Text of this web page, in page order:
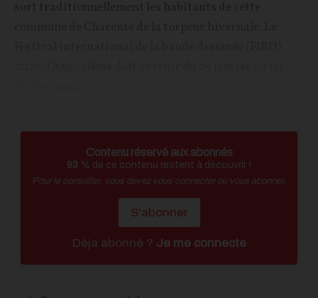
Contenu réservé aux abonnés
93 % de ce contenu restent à découvrir !
Pour le consulter, vous devez vous connecter ou vous abonner.
S'abonner
Déja abonné ? Je me connecte